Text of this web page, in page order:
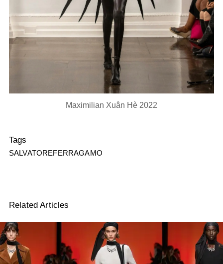
Maximilian Xuân Hè 2022
Tags
SALVATOREFERRAGAMO
Related Articles